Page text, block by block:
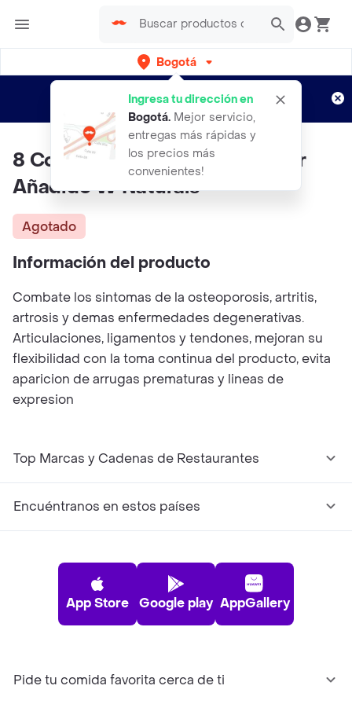
Bogotá
Ingresa tu dirección en
Bogotá. Mejor servicio,
entregas más rápidas y
los precios más
convenientes!
envíos gratis por semanas
Aplican TyC
8 Colag X 1050 Gms Sin Azucar
Añadido W Naturals
Agotado
Información del producto
Combate los sintomas de la osteoporosis, artritis,
artrosis y demas enfermedades degenerativas.
Articulaciones, ligamentos y tendones, mejoran su
flexibilidad con la toma continua del producto, evita
aparicion de arrugas prematuras y lineas de
expresion
Top Marcas y Cadenas de Restaurantes
Encuéntranos en estos países
App Store Google play AppGallery
Pide tu comida favorita cerca de ti